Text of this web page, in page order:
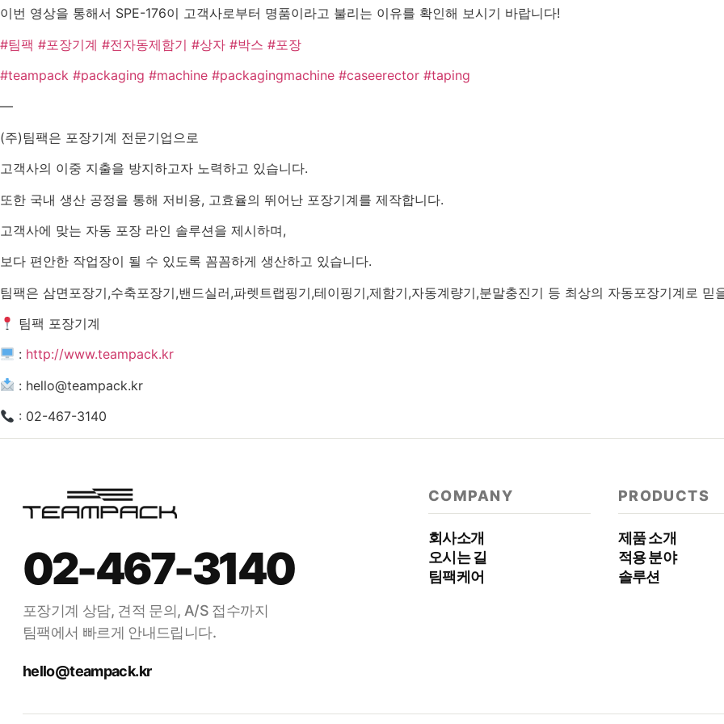
이번 영상을 통해서 SPE-176이 고객사로부터 명품이라고 불리는 이유를 확인해 보시기 바랍니다!
#팀팩 #포장기계 #전자동제함기 #상자 #박스 #포장
#teampack #packaging #machine #packagingmachine #caseerector #taping
—
(주)팀팩은 포장기계 전문기업으로
고객사의 이중 지출을 방지하고자 노력하고 있습니다.
또한 국내 생산 공정을 통해 저비용, 고효율의 뛰어난 포장기계를 제작합니다.
고객사에 맞는 자동 포장 라인 솔루션을 제시하며,
보다 편안한 작업장이 될 수 있도록 꼼꼼하게 생산하고 있습니다.
팀팩은 삼면포장기,수축포장기,밴드실러,파렛트랩핑기,테이핑기,제함기,자동계량기,분말충진기 등 최상의 자동포장기계로 믿
팀팩 포장기계
: http://www.teampack.kr
: hello@teampack.kr
: 02-467-3140
02-467-3140
포장기계 상담, 견적 문의, A/S 접수까지
팀팩에서 빠르게 안내드립니다.
hello@teampack.kr
COMPANY
회사소개
오시는 길
팀팩케어
PRODUCTS
제품 소개
적용 분야
솔루션